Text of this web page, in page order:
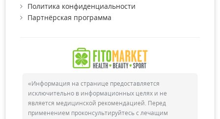
Политика конфиденциальности
Партнёрская программа
«Информация на странице предоставляется
исключительно в информационных целях и не
является медицинской рекомендацией. Перед
применением проконсультируйтесь с лечащим